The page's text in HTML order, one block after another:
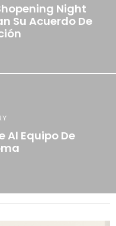
Night
Su Acuerdo De
Al Equipo De